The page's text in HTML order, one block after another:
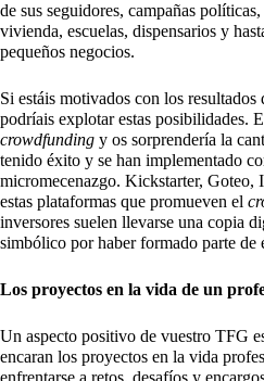
de sus seguidores, campañas
vivienda, escuelas, dispensarios y
pequeños negocios.
Si estáis motivados con los
podríais explotar estas posibilidades.
crowdfunding y os sorprendería la
tenido éxito y se han implementado
micromecenazgo. Kickstarter,
estas plataformas que promueven el
inversores suelen llevarse una copia
simbólico por haber formado parte de
Los proyectos en la vida de un
Un aspecto positivo de vuestro TFG
encaran los proyectos en la vida
enfrentarse a retos, desafíos y